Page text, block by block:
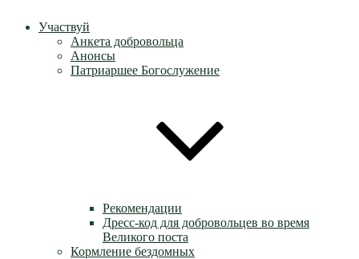
Участвуй
Анкета добровольца
Анонсы
Патриаршее Богослужение
Рекомендации
Дресс-код для добровольцев во время
Великого поста
Кормление бездомных